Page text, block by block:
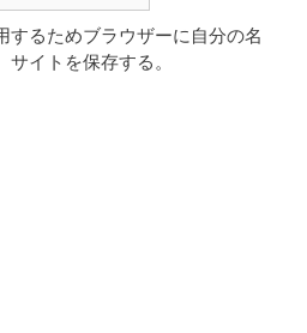
するためブラウザーに自分の名
イトを保存する。